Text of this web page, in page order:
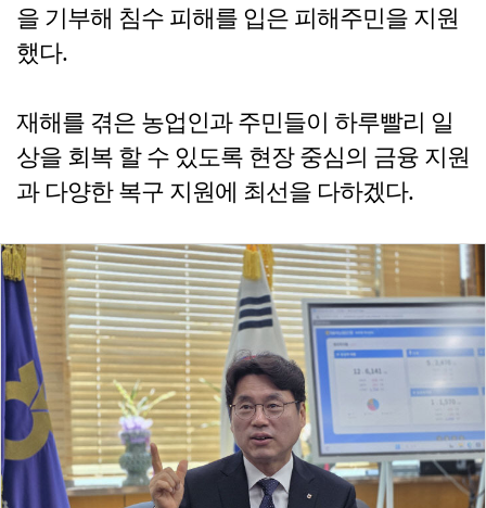
을 기부해 침수 피해를 입은 피해주민을 지원
했다.
재해를 겪은 농업인과 주민들이 하루빨리 일
상을 회복 할 수 있도록 현장 중심의 금융 지원
과 다양한 복구 지원에 최선을 다하겠다.